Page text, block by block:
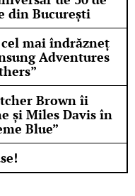
din București
mai îndrăzneț
Adventures
Brown îi
și Miles Davis în
Blue”